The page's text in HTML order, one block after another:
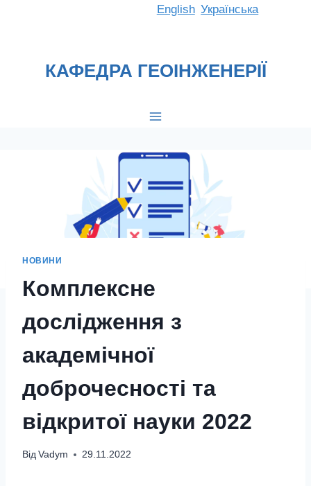
English Українська
КАФЕДРА ГЕОІНЖЕНЕРІЇ
НОВИНИ
Комплексне
дослідження з
академічної
доброчесності та
відкритої науки 2022
Від Vadym 29.11.2022